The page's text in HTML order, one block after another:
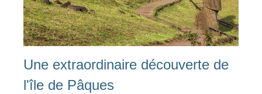
Une extraordinaire découverte de
l'île de Pâques